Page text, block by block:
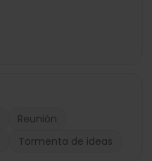
Reunión
Tormenta de ideas